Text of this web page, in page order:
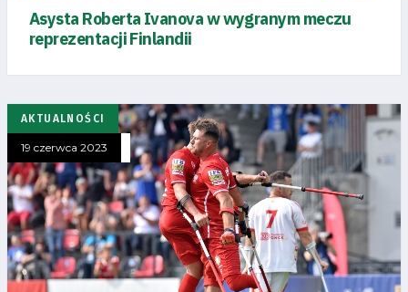
Tryb
oszczędności
Dostępność
SEARCH
FOR:
Search Button
Klub
Asysta Roberta Ivanova w wygranym meczu
reprezentacji Finlandii
AKTUALNOŚCI
19 czerwca 2023